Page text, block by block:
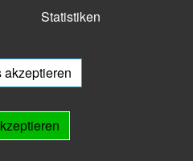
Statistiken
akzeptieren